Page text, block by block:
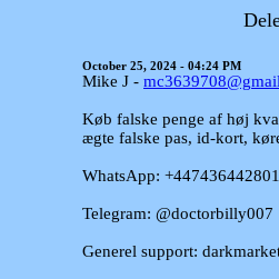
October 25, 2024 - 04:24 PM
Mike J -
Køb falske penge af høj
ægte falske pas, id-kort,
WhatsApp: +447436442801
Telegram: @doctorbilly007
Generel support: